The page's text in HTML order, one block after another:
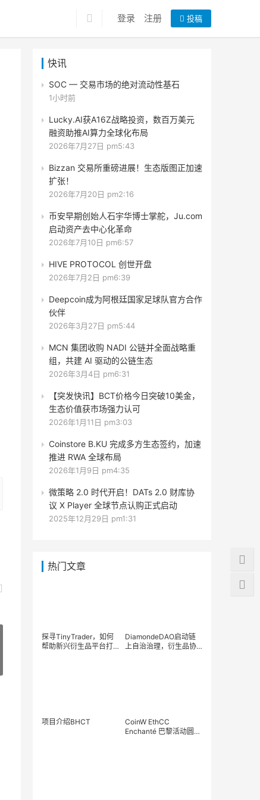
登录 注册 投稿
快讯
SOC — 交易市场的绝对流动性基石
1小时前
Lucky.AI获A16Z战略投资，数百万美元
融资助推AI算力全球化布局
2026年7月27日 pm5:43
Bizzan 交易所重磅进展！生态版图正加速
扩张！
2026年7月20日 pm2:16
币安早期创始人石宇华博士掌舵，Ju.com
启动资产去中心化革命
2026年7月10日 pm6:57
HIVE PROTOCOL 创世开盘
2026年7月2日 pm6:39
Deepcoin成为阿根廷国家足球队官方合作
伙伴
2026年3月27日 pm5:44
MCN 集团收购 NADI 公链并全面战略重
组，共建 AI 驱动的公链生态
2026年3月4日 pm6:31
【突发快讯】BCT价格今日突破10美金，
生态价值获市场强力认可
2026年1月11日 pm3:03
Coinstore B.KU 完成多方生态签约，加速
推进 RWA 全球布局
2026年1月9日 pm4:35
微策略 2.0 时代开启！DATs 2.0 财库协
议 X Player 全球节点认购正式启动
2025年12月29日 pm1:31
热门文章
探寻TinyTrader，如何
帮助新兴衍生品平台打
DiamondeDAO启动链
上自治治理，衍生品协
项目介绍BHCT
CoinW EthCC
Enchanté 巴黎活动圆满